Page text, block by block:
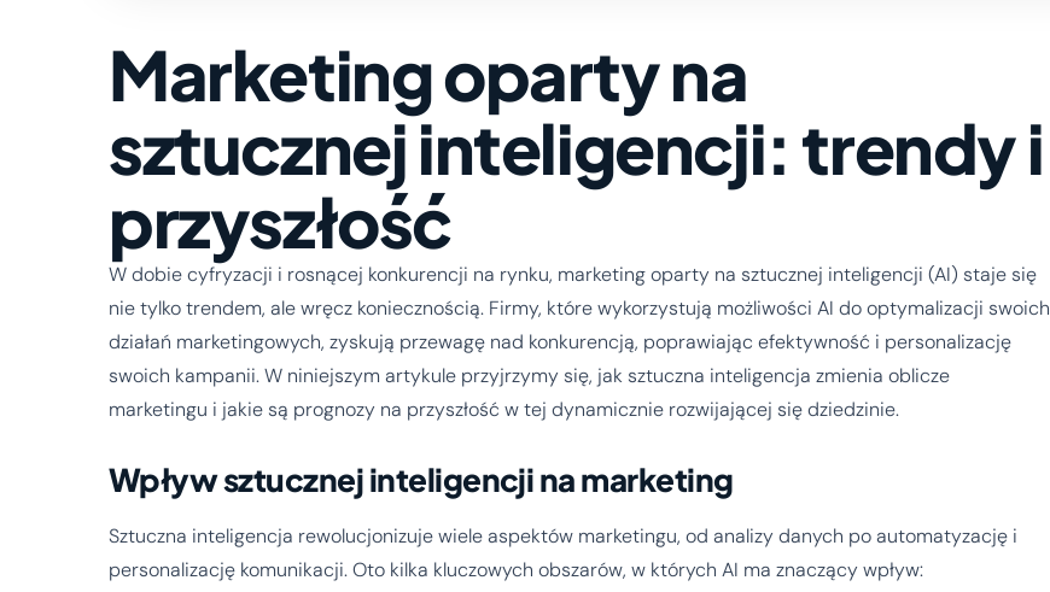
Marketing oparty na
sztucznej inteligencji: trendy i
przyszłość
W dobie cyfryzacji i rosnącej konkurencji na rynku, marketing oparty na sztucznej inteligencji (AI) staje się
nie tylko trendem, ale wręcz koniecznością. Firmy, które wykorzystują możliwości AI do optymalizacji swoich
działań marketingowych, zyskują przewagę nad konkurencją, poprawiając efektywność i personalizację
swoich kampanii. W niniejszym artykule przyjrzymy się, jak sztuczna inteligencja zmienia oblicze
marketingu i jakie są prognozy na przyszłość w tej dynamicznie rozwijającej się dziedzinie.
Wpływ sztucznej inteligencji na marketing
Sztuczna inteligencja rewolucjonizuje wiele aspektów marketingu, od analizy danych po automatyzację i
personalizację komunikacji. Oto kilka kluczowych obszarów, w których AI ma znaczący wpływ: